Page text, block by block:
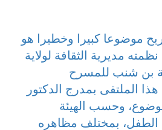
موضوعا كبيرا وخطيرا هو
الممتدة من 16الى 19 فيفري2009. الملتقى نظمته مديرية الثقافة لولاية
بن شنب للمسرح
الملتقى بمدرج الدكتور
وحسب الهيئة
الطفل، بمختلف مظاهره